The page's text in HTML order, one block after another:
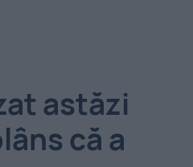
astăzi
că a